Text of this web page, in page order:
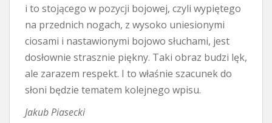
i to stojącego w pozycji bojowej, czyli wypiętego
na przednich nogach, z wysoko uniesionymi
ciosami i nastawionymi bojowo słuchami, jest
dosłownie strasznie piękny. Taki obraz budzi lęk,
ale zarazem respekt. I to właśnie szacunek do
słoni będzie tematem kolejnego wpisu.
Jakub Piasecki